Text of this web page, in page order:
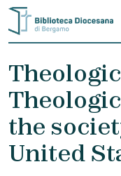
Skip to content
the
United